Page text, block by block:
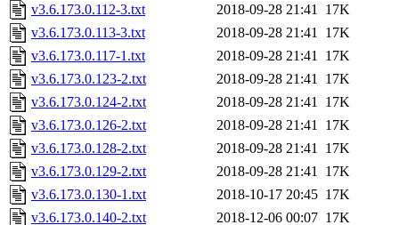
v3.6.173.0.112-3.txt
2018-09-28 21:41 17K
v3.6.173.0.113-3.txt
2018-09-28 21:41 17K
v3.6.173.0.117-1.txt
2018-09-28 21:41 17K
v3.6.173.0.123-2.txt
2018-09-28 21:41 17K
v3.6.173.0.124-2.txt
2018-09-28 21:41 17K
v3.6.173.0.126-2.txt
2018-09-28 21:41 17K
v3.6.173.0.128-2.txt
2018-09-28 21:41 17K
v3.6.173.0.129-2.txt
2018-09-28 21:41 17K
v3.6.173.0.130-1.txt
2018-10-17 20:45 17K
v3.6.173.0.140-2.txt
2018-12-06 00:07 17K